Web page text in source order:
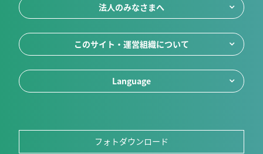
法人のみなさまへ
このサイト・運営組織について
Language
フォトダウンロード